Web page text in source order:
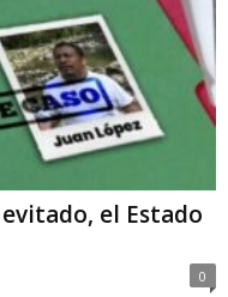
el Estado
0